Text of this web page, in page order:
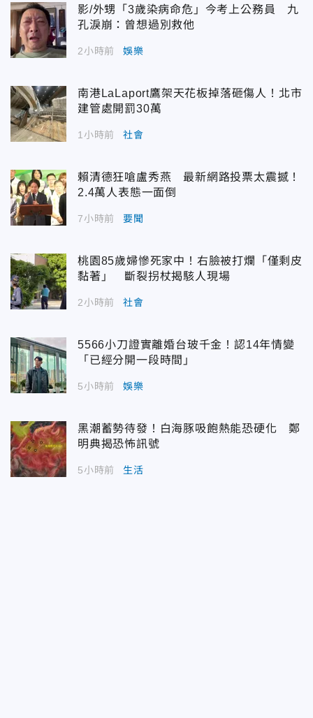
影/外甥「3歲染病命危」今考上公務員 九
孔淚崩：曾想過別救他
2小時前 娛樂
南港LaLaport鷹架天花板掉落砸傷人！北市
建管處開罰30萬
1小時前 社會
賴清德狂嗆盧秀燕 最新網路投票太震撼！
2.4萬人表態一面倒
7小時前 要聞
桃園85歲婦慘死家中！右臉被打爛「僅剩皮
黏著」 斷裂拐杖揭駭人現場
2小時前 社會
5566小刀證實離婚台玻千金！認14年情變
「已經分開一段時間」
5小時前 娛樂
黑潮蓄勢待發！白海豚吸飽熱能恐硬化 鄭
明典揭恐怖訊號
5小時前 生活